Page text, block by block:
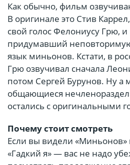
Как обычно, фильм
В оригинале это Стив
свой голос Фелониусу Грю,
придумавший
язык миньонов. Кстати, в
Грю озвучивал сначала
потом Сергей Бурунов. Ну а
общающиеся
остались с оригинальными
Почему стоит смотреть
Если вы видели «Миньонов»
«Гадкий я» — вас не надо